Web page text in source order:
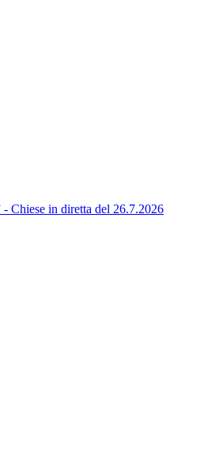
- Chiese in diretta del 26.7.2026